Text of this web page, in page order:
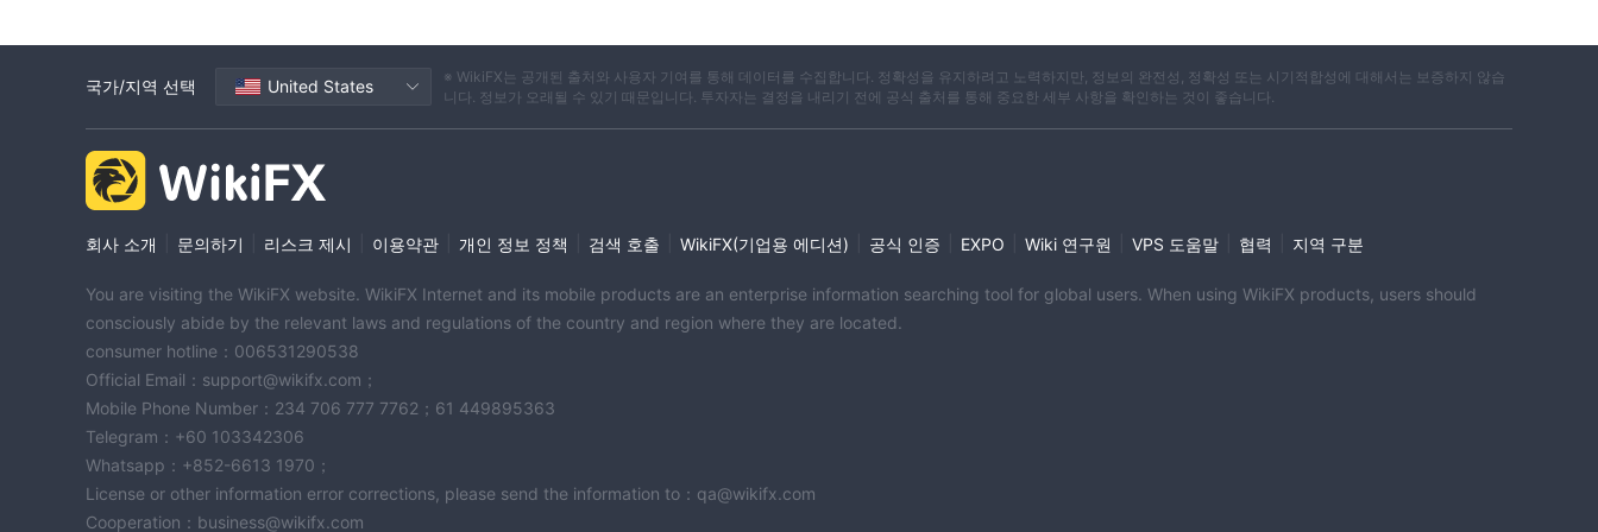
국가/지역 선택 United States
※ WikiFX는 공개된 출처와 사용자 기여를 통해 데이터를 수집합니다. 정확성을 유지하려고 노력하지만, 정보의 완전성, 정확성 또는 시기적합성에 대해서는 보증하지 않습
니다. 정보가 오래될 수 있기 때문입니다. 투자자는 결정을 내리기 전에 공식 출처를 통해 중요한 세부 사항을 확인하는 것이 좋습니다.
회사 소개 문의하기 리스크 제시 이용약관 개인 정보 정책 검색 호출 WikiFX(기업용 에디션) 공식 인증 EXPO Wiki 연구원 VPS 도움말 협력 지역 구분
You are visiting the WikiFX website. WikiFX Internet and its mobile products are an enterprise information searching tool for global users. When using WikiFX products, users should
consciously abide by the relevant laws and regulations of the country and region where they are located.
consumer hotline：006531290538
Official Email：support@wikifx.com；
Mobile Phone Number：234 706 777 7762；61 449895363
Telegram：+60 103342306
Whatsapp：+852-6613 1970；
License or other information error corrections, please send the information to：qa@wikifx.com
Cooperation：business@wikifx.com